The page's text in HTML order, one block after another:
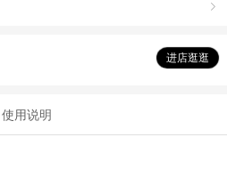

进店逛逛
使用说明